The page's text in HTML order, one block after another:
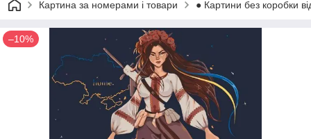
Картина за номерами і товари ● Картини без коробки
–10%